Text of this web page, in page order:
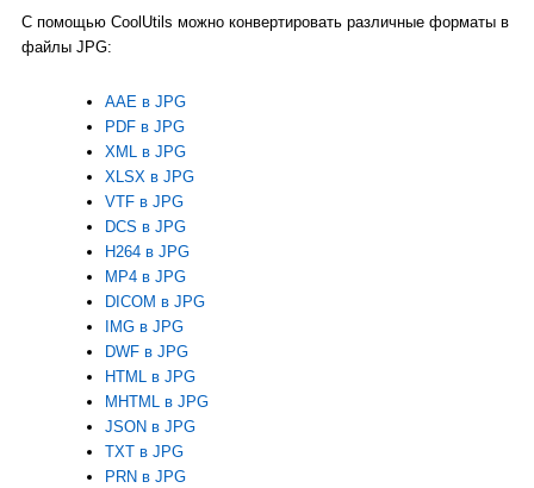
С помощью CoolUtils можно конвертировать различные форматы в
файлы JPG:
AAE в JPG
PDF в JPG
XML в JPG
XLSX в JPG
VTF в JPG
DCS в JPG
H264 в JPG
MP4 в JPG
DICOM в JPG
IMG в JPG
DWF в JPG
HTML в JPG
MHTML в JPG
JSON в JPG
TXT в JPG
PRN в JPG